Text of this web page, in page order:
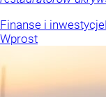
Finanse i inwestycje
Wprost